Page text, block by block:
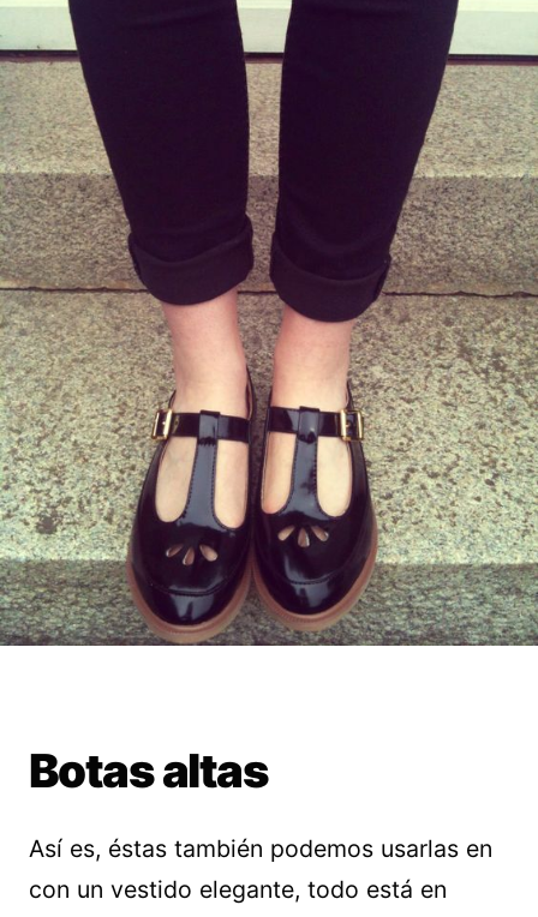
Botas altas
Así es, éstas también podemos usarlas en
con un vestido elegante, todo está en